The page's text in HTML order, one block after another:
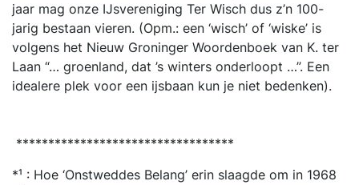
jaar mag onze IJsvereniging Ter Wisch dus z’n 100-
jarig bestaan vieren. (Opm.: een ‘wisch’ of ‘wiske’ is
volgens het Nieuw Groninger Woordenboek van K. ter
Laan “… groenland, dat ’s winters onderloopt …”. Een
idealere plek voor een ijsbaan kun je niet bedenken).
**********************************
*¹ : Hoe ‘Onstweddes Belang’ erin slaagde om in 1968